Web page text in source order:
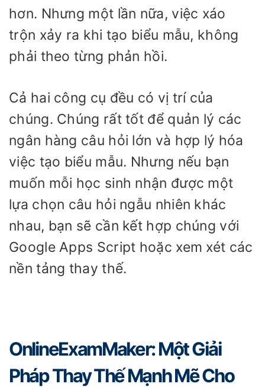
hơn. Nhưng một lần nữa, việc xáo
trộn xảy ra khi tạo biểu mẫu, không
phải theo từng phản hồi.
Cả hai công cụ đều có vị trí của
chúng. Chúng rất tốt để quản lý các
ngân hàng câu hỏi lớn và hợp lý hóa
việc tạo biểu mẫu. Nhưng nếu bạn
muốn mỗi học sinh nhận được một
lựa chọn câu hỏi ngẫu nhiên khác
nhau, bạn sẽ cần kết hợp chúng với
Google Apps Script hoặc xem xét các
nền tảng thay thế.
OnlineExamMaker: Một Giải
Pháp Thay Thế Mạnh Mẽ Cho